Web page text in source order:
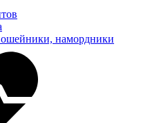
намордники